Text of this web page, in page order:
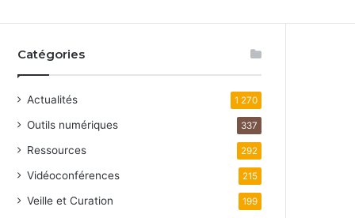
Catégories
Actualités 1 270
Outils numériques 337
Ressources 292
Vidéoconférences 215
Veille et Curation 199